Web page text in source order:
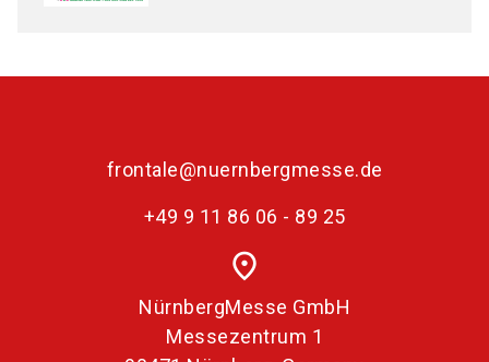
frontale@nuernbergmesse.de
+49 9 11 86 06 - 89 25
place
NürnbergMesse GmbH
Messezentrum 1